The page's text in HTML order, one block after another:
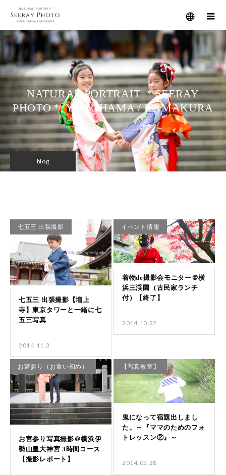
メニュー
NATURAL PORTRAIT ＊SEERAY
PHOTO＊ YOKOHAMA / KAMAKURA
blog
七五三 出張撮影
2014.11.3
イベント情報
2014.10.22
お宮参り（お食い初め） 【写真教室】
2014.05.28